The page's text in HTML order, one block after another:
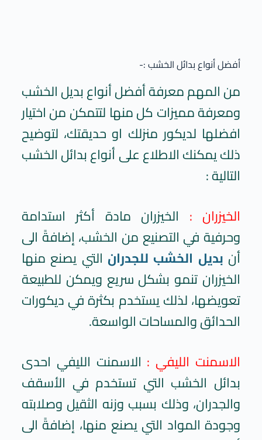
أفضل أنواع بدائل الخشب :-
من المهم معرفة أفضل أنواع بديل الخشب
ومعرفة مميزات كل منها لتتمكن من اختيار
افضلها لديكور منزلك او حديقتك، لتوضيح
ذلك يمكنك الاطلاع على أنواع بدائل الخشب
التالية :
الخيزران : الخيزران مادة أكثر استدامة
وحرفية في التصنيع من الخشب، إضافةً الى
أن بديل الخشب للجدرانالتي يصنع منها
الخيزران تنمو بشكل سريع ويمكن للطبيعة
تعويضها، لذلك يستخدم بكثرة في ديكورات
الحدائق والمساحات الواسعة.
الاسمنت الليفي : الاسمنت الليفي احدى
بدائل الخشب التي تستخدم في الأسقف
والجدران، وذلك بسبب وزنه الثقيل وصلابته
وجودة المواد التي يصنع منها، إضافةً الى